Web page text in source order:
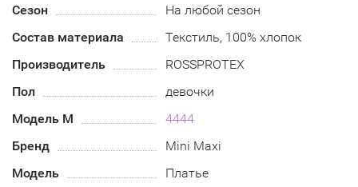
Сезон
На любой сезон
Состав материала
Текстиль, 100% хлопок
Производитель
ROSSPROTEX
Пол
девочки
Модель М
4444
Бренд
Mini Maxi
Модель
Платье